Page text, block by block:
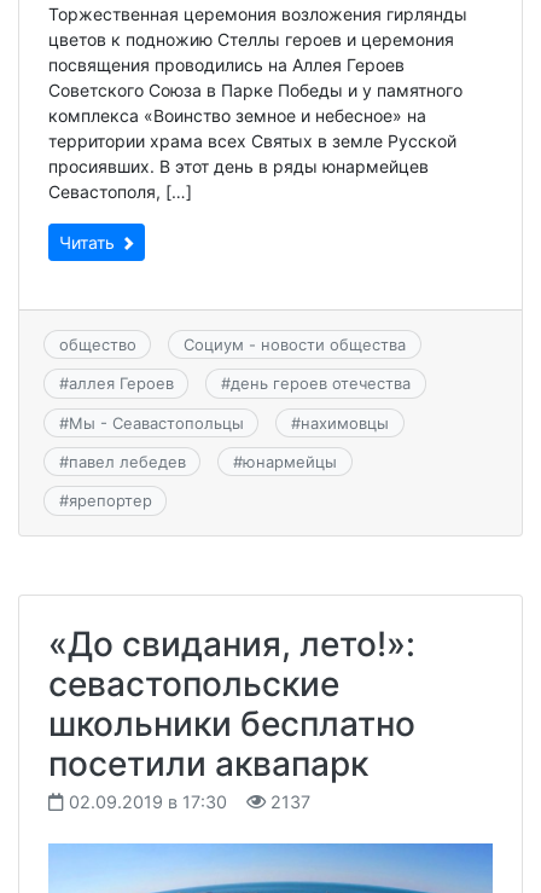
Торжественная церемония возложения гирлянды
цветов к подножию Стеллы героев и церемония
посвящения проводились на Аллея Героев
Советского Союза в Парке Победы и у памятного
комплекса «Воинство земное и небесное» на
территории храма всех Святых в земле Русской
просиявших. В этот день в ряды юнармейцев
Севастополя, […]
Читать
общество Социум - новости общества
#аллея Героев #день героев отечества
#Мы - Сеавастопольцы #нахимовцы
#павел лебедев #юнармейцы
#ярепортер
«До свидания, лето!»:
севастопольские
школьники бесплатно
посетили аквапарк
02.09.2019 в 17:30 2137